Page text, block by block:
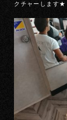
クチャーします★